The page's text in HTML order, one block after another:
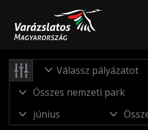
Válassz pályázatot